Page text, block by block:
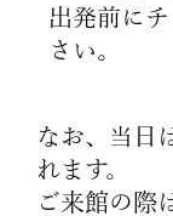
出発前に
さい。
なお、当日
れます。
ご来館の際